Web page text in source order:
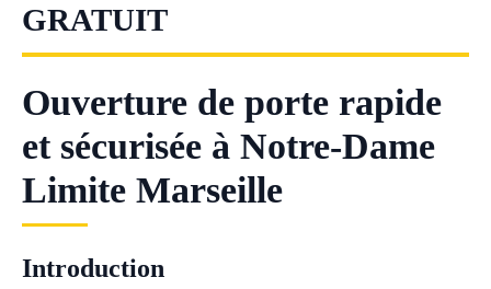
GRATUIT
Ouverture de porte rapide
et sécurisée à Notre-Dame
Limite Marseille
Introduction